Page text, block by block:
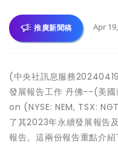
推廣新聞稿 Apr
(中央社訊息服務
發展報告工作 丹佛--(美
on (NYSE: NEM, TSX:
了其2023年永續發展報告
報告。這兩份報告重點介